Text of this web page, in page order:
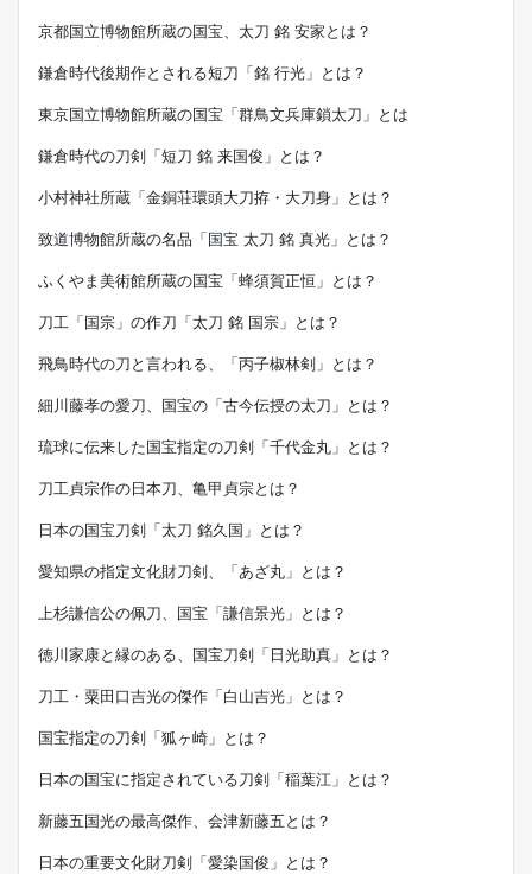
京都国立博物館所蔵の国宝、太刀 銘 安家とは？
鎌倉時代後期作とされる短刀「銘 行光」とは？
東京国立博物館所蔵の国宝「群鳥文兵庫鎖太刀」とは
鎌倉時代の刀剣「短刀 銘 来国俊」とは？
小村神社所蔵「金銅荘環頭大刀拵・大刀身」とは？
致道博物館所蔵の名品「国宝 太刀 銘 真光」とは？
ふくやま美術館所蔵の国宝「蜂須賀正恒」とは？
刀工「国宗」の作刀「太刀 銘 国宗」とは？
飛鳥時代の刀と言われる、「丙子椒林剣」とは？
細川藤孝の愛刀、国宝の「古今伝授の太刀」とは？
琉球に伝来した国宝指定の刀剣「千代金丸」とは？
刀工貞宗作の日本刀、亀甲貞宗とは？
日本の国宝刀剣「太刀 銘久国」とは？
愛知県の指定文化財刀剣、「あざ丸」とは？
上杉謙信公の佩刀、国宝「謙信景光」とは？
徳川家康と縁のある、国宝刀剣「日光助真」とは？
刀工・粟田口吉光の傑作「白山吉光」とは？
国宝指定の刀剣「狐ヶ崎」とは？
日本の国宝に指定されている刀剣「稲葉江」とは？
新藤五国光の最高傑作、会津新藤五とは？
日本の重要文化財刀剣「愛染国俊」とは？